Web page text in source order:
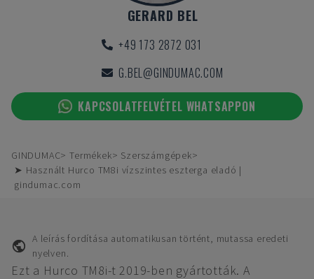
GERARD BEL
+49 173 2872 031
G.BEL@GINDUMAC.COM
KAPCSOLATFELVÉTEL WHATSAPPON
GINDUMAC Termékek
Szerszámgépek
➤ Használt Hurco TM8i vízszintes eszterga eladó |
gindumac.com
A leírás fordítása automatikusan történt, mutassa eredeti
nyelven.
Ezt a Hurco TM8i-t 2019-ben gyártották. A